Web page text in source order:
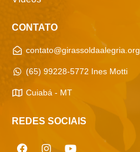
CONTATO
contato@girassoldaalegria.org
(65) 99228-5772 Ines Motti
Cuiabá - MT
REDES SOCIAIS